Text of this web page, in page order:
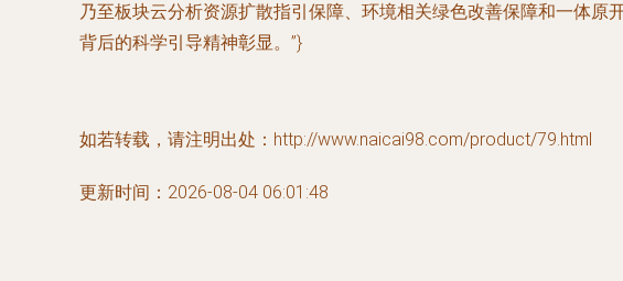
乃至板块云分析资源扩散指引保障、环境相关绿色改善保障和一体
背后的科学引导精神彰显。”}
如若转载，请注明出处：http://www.naicai98.com/product/79.html
更新时间：2026-08-04 06:01:48